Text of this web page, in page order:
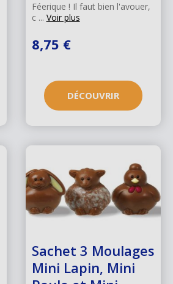
Féerique ! Il faut bien l'avouer,
c ... Voir plus
8,75 €
DÉCOUVRIR
Sachet 3 Moulages
Mini Lapin, Mini